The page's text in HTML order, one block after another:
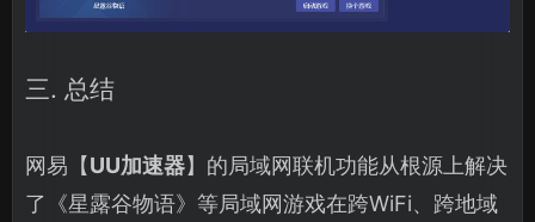
三. 总结
网易【UU加速器】的局域网联机功能从根源上解决
了《星露谷物语》等局域网游戏在跨WiFi、跨地域